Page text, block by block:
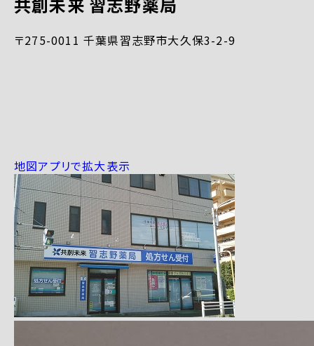
〒275-0011 千葉県習志野市大久保3-2-9
地図アプリで拡大表示